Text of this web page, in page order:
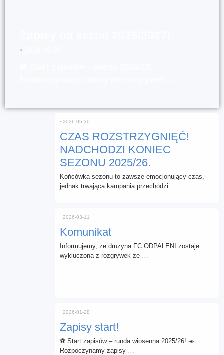
⋅
CZAS ROZSTRZYGNIĘĆ!
NADCHODZI KONIEC
SEZONU 2025/26.
⋅ 2026-05-30
Końcówka sezonu to zawsze emocjonujący czas,
jednak trwająca kampania przechodzi …
Komunikat
⋅ 2026-03-11
Informujemy, że drużyna FC ODPALENI zostaje
wykluczona z rozgrywek ze …
Zapisy start!
⋅ 2026-01-28
⚽ Start zapisów – runda wiosenna 2025/26! ☀️
Rozpoczynamy zapisy …